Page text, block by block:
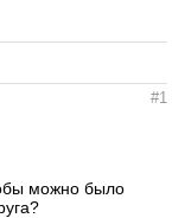
#1
можно было